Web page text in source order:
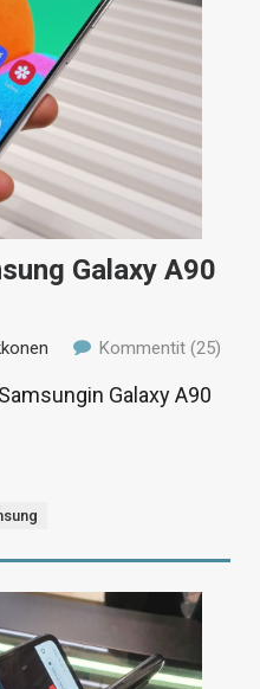
Galaxy A90
Kommentit (25)
Galaxy A90